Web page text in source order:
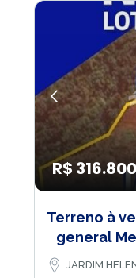
R$
Terreno à
general
JARDIM